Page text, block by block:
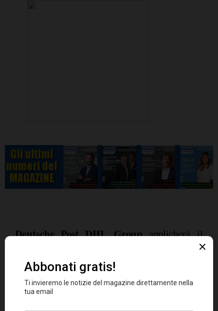
Deutsche Post DHL Groupapplicherà il
nuovo Standard Fairtrade sul clima al suo
progetto in Lesotho. Insieme al partner
Atmosfair, la compagnia di logistica ha
distribuito fornelli a legna più efficienti alle